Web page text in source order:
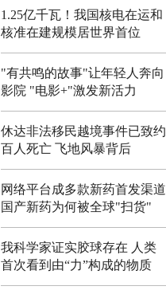
1.25亿千瓦！我国核电在运和
核准在建规模居世界首位
"有共鸣的故事"让年轻人奔向
影院 "电影+"激发新活力
休达非法移民越境事件已致约
百人死亡 飞地风暴背后
网络平台成多款新药首发渠道
国产新药为何被全球"扫货"
我科学家证实胶球存在 人类
首次看到由“力”构成的物质